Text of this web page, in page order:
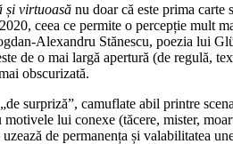
și virtuoasă nu doar că este prima carte
ceea ce permite o percepție mult
Alexandru Stănescu, poezia lui
de o mai largă apertură (de regulă,
obscurizată.
surpriză”, camuflate abil printre
lui conexe (tăcere, mister,
de permanența și valabilitatea